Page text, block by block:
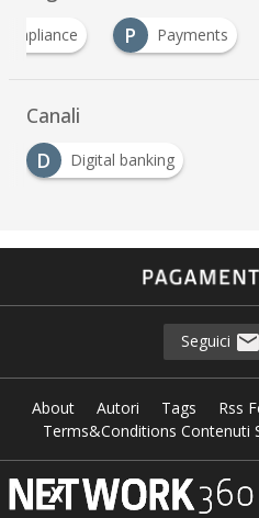
P Payments
Canali
D
Digital banking
Seguici
About Autori Tags Rss
Terms&Conditions Contenuti